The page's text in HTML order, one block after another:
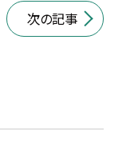
次の記事